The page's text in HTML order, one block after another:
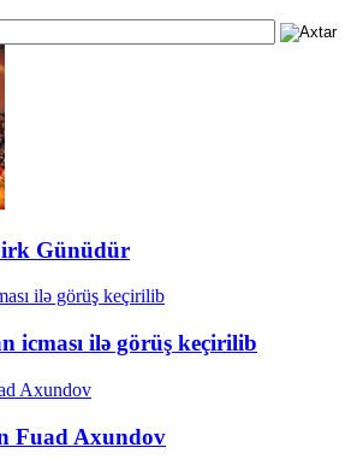
Günüdür
icması ilə görüş keçirilib
Fuad Axundov